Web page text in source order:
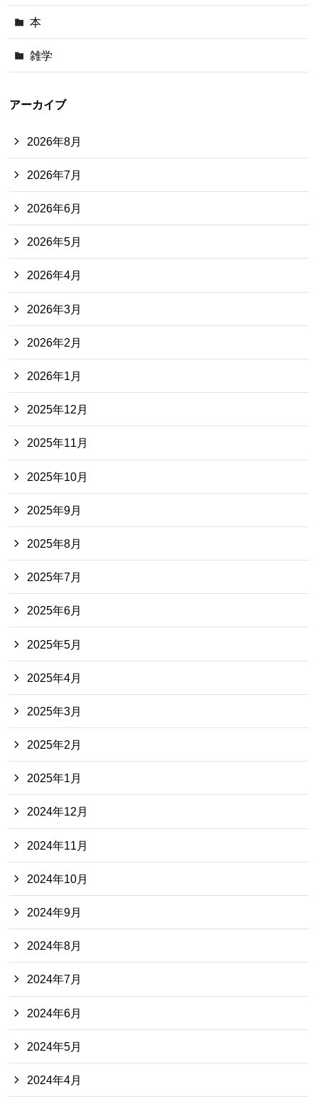
本
雑学
アーカイブ
2026年8月
2026年7月
2026年6月
2026年5月
2026年4月
2026年3月
2026年2月
2026年1月
2025年12月
2025年11月
2025年10月
2025年9月
2025年8月
2025年7月
2025年6月
2025年5月
2025年4月
2025年3月
2025年2月
2025年1月
2024年12月
2024年11月
2024年10月
2024年9月
2024年8月
2024年7月
2024年6月
2024年5月
2024年4月